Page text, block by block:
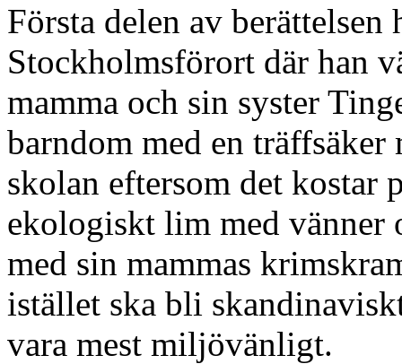
Första delen av
Stockholmsförort där han
mamma och sin syster
barndom med en
skolan eftersom det kostar
ekologiskt lim med vänner
med sin mammas
istället ska bli
vara mest miljövänligt.